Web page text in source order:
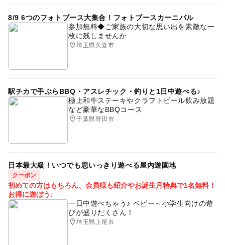
8/9 6つのフォトブース大集合！フォトブースカーニバル
参加無料◆ご家族の大切な思い出を素敵な一
枚に残しませんか
埼玉県久喜市
駅チカで手ぶらBBQ・アスレチック・釣りと1日中遊べる♪
極上和牛ステーキやクラフトビール飲み放題
など豪華なBBQコース
千葉県野田市
日本最大級！いつでも思いっきり遊べる屋内遊園地
クーポン
初めての方はもちろん、会員様も紹介やお誕生月特典で1名無料！
お得に遊ぼう♪
一日中遊べちゃう♪ ベビー～小学生向けの遊
びが盛りだくさん！
埼玉県上尾市